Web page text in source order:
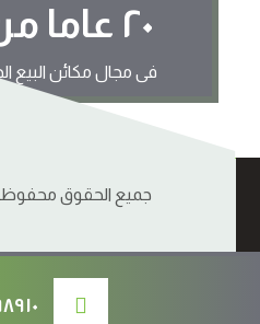
٢٠ عاما من الخبرة
فى مجال مكائن البيع
جميع الحقوق